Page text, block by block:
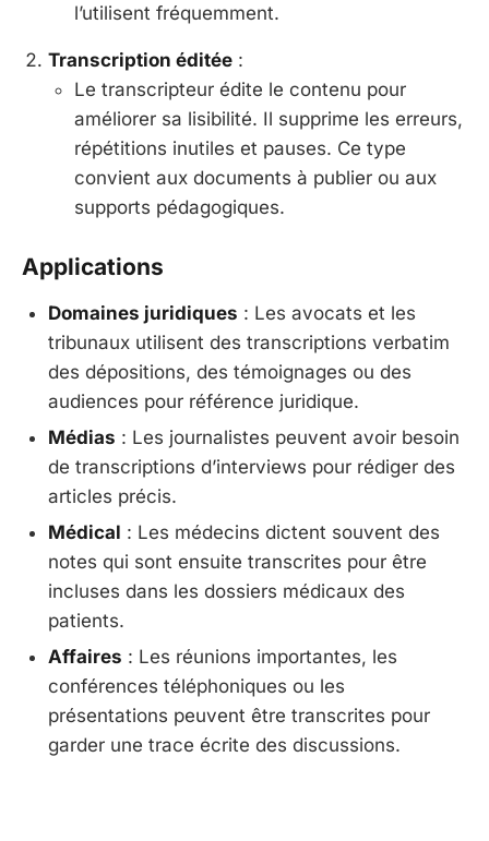
l’utilisent fréquemment.
Transcription éditée :
Le transcripteur édite le contenu pour
améliorer sa lisibilité. Il supprime les erreurs,
répétitions inutiles et pauses. Ce type
convient aux documents à publier ou aux
supports pédagogiques.
Applications
Domaines juridiques : Les avocats et les
tribunaux utilisent des transcriptions verbatim
des dépositions, des témoignages ou des
audiences pour référence juridique.
Médias : Les journalistes peuvent avoir besoin
de transcriptions d’interviews pour rédiger des
articles précis.
Médical : Les médecins dictent souvent des
notes qui sont ensuite transcrites pour être
incluses dans les dossiers médicaux des
patients.
Affaires : Les réunions importantes, les
conférences téléphoniques ou les
présentations peuvent être transcrites pour
garder une trace écrite des discussions.